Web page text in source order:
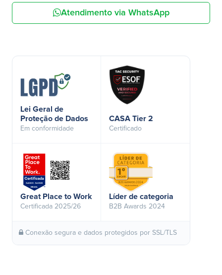
Atendimento via WhatsApp
Lei Geral de
Proteção de Dados
Em conformidade
CASA Tier 2
Certificado
Great Place to Work
Certificada 2025/26
Líder de categoria
B2B Awards 2024
Conexão segura e dados protegidos por SSL/TLS